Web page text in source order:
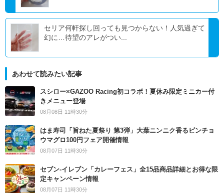
セリア何軒探し回っても見つからない！人気過ぎて
幻に…待望のアレがつい...
あわせて読みたい記事
スシロー×GAZOO Racing初コラボ！夏休み限定ミニカー付
きメニュー登場
08月08日 11時30分
はま寿司「旨ねた夏祭り 第3弾」大葉ニンニク香るビンチョ
ウマグロ100円フェア開催情報
08月07日 11時30分
セブン‐イレブン「カレーフェス」全15品商品詳細とお得な限
定キャンペーン情報
08月07日 11時30分